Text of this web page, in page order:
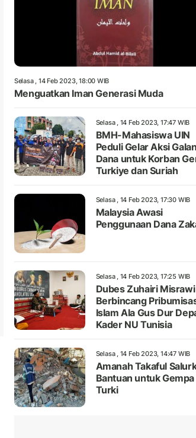
Selasa , 14 Feb 2023, 18:00 WIB
Menguatkan Iman Generasi Muda
Selasa , 14 Feb 2023, 17:47 WIB
BMH-Mahasiswa UIN
Peduli Gelar Aksi
Dana untuk Korban
Turkiye dan Suriah
Selasa , 14 Feb 2023, 17:30 WIB
Malaysia Awasi
Penggunaan Dana
Selasa , 14 Feb 2023, 17:25 WIB
Dubes Zuhairi Misrawi
Berbincang
Islam Ala Gus Dur
Kader NU Tunisia
Selasa , 14 Feb 2023, 14:47 WIB
Amanah Takaful
Bantuan untuk Gempa
Turki